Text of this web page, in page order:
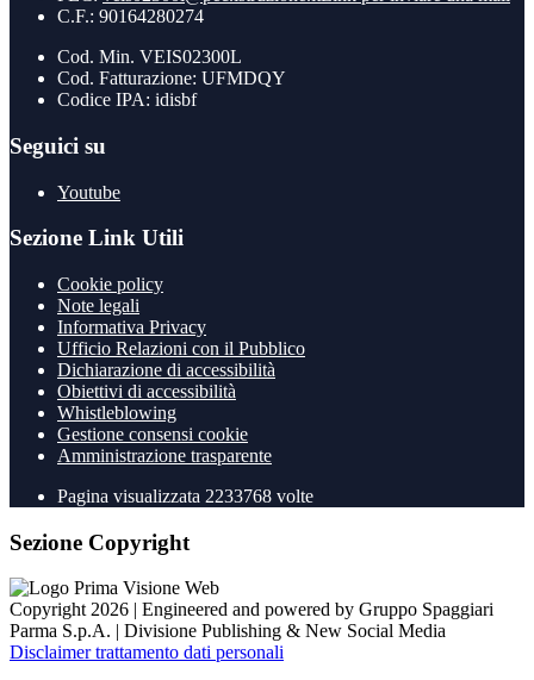
C.F.: 90164280274
Cod. Min. VEIS02300L
Cod. Fatturazione: UFMDQY
Codice IPA: idisbf
Seguici su
Youtube
Sezione Link Utili
Cookie policy
Note legali
Informativa Privacy
Ufficio Relazioni con il Pubblico
Dichiarazione di accessibilità
Obiettivi di accessibilità
Whistleblowing
Gestione consensi cookie
Amministrazione trasparente
Pagina visualizzata 2233768 volte
Sezione Copyright
Copyright 2026 | Engineered and powered by Gruppo Spaggiari
Parma S.p.A. | Divisione Publishing & New Social Media
Disclaimer trattamento dati personali